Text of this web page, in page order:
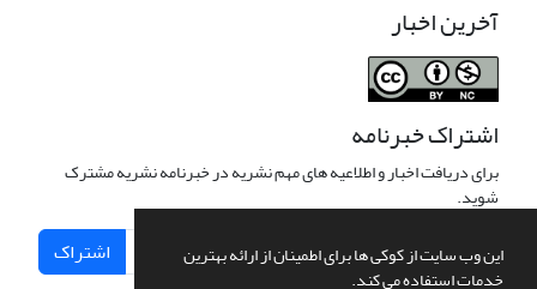
این وب سایت از کوکی ها برای اطمینان از ارائه بهترین
خدمات استفاده می کند.
آخرین اخبار
اشتراک خبرنامه
برای دریافت اخبار و اطلاعیه های مهم نشریه در خبرنامه نشریه مشترک
شوید.
اشتراک